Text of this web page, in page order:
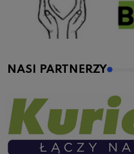
NASI PARTNERZY